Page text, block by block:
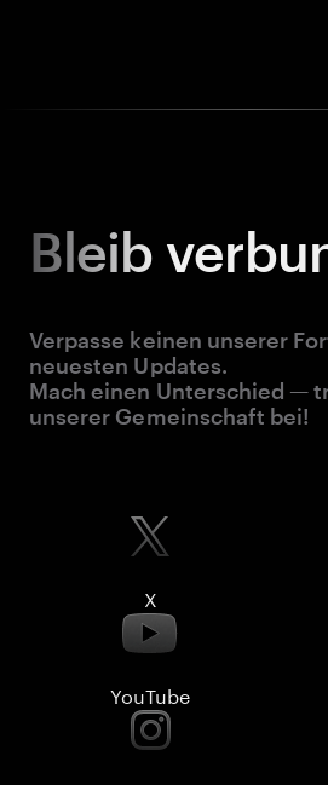
Bleib
Verpasse keinen unserer
neuesten Updates.
Mach einen Unterschied —
unserer Gemeinschaft bei!
X
YouTube